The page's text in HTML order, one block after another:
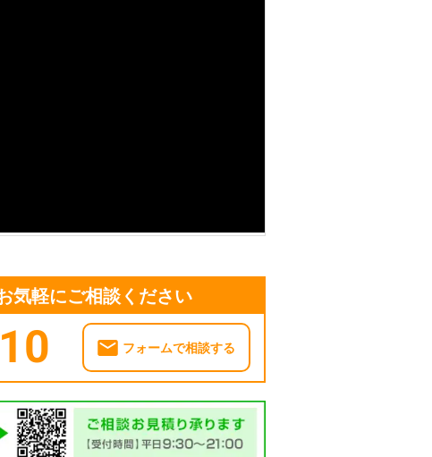
気軽にご相談ください
フォームで相談する